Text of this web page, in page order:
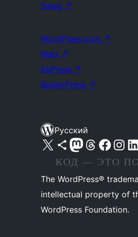
Swag ↗
WordPress.com ↗
Matt ↗
bbPress ↗
BuddyPress ↗
Русский
Посетите нас в X (ранее Twitter)
Посетите нашу учётную запись в Bluesky
Посетите нашу ленту в Mastodon
Посетите нашу учётную запись в Threads
Посетите нашу страницу
КОД — ЭТО
The WordPress®
intellectual property of
WordPress Foundation.